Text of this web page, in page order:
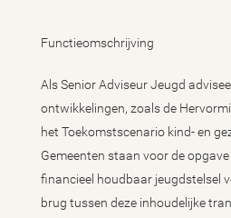
Functieomschrijving
Als Senior Adviseur Jeugd
ontwikkelingen, zoals de
het Toekomstscenario kind- en
Gemeenten staan voor de
financieel houdbaar jeugdstelsel
brug tussen deze inhoudelijke